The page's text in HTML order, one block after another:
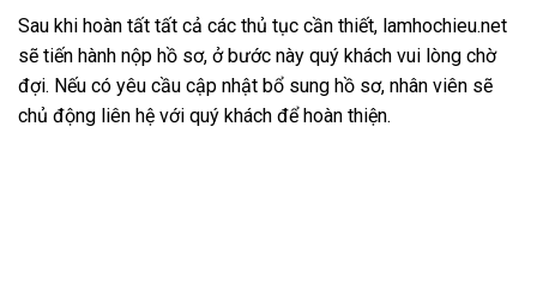
Sau khi hoàn tất tất cả các thủ tục cần thiết, lamhochieu.net
sẽ tiến hành nộp hồ sơ, ở bước này quý khách vui lòng chờ
đợi. Nếu có yêu cầu cập nhật bổ sung hồ sơ, nhân viên sẽ
chủ động liên hệ với quý khách để hoàn thiện.